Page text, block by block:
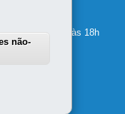
feira, das 8h às 18h
não-